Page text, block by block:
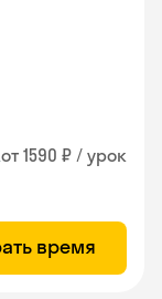
от 1590 ₽ / урок
время